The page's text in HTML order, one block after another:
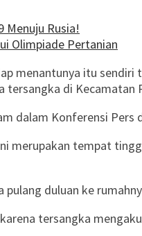
Menuju Rusia!
Olimpiade Pertanian
menantunya itu sendiri
di Kecamatan
dalam Konferensi Pers
merupakan tempat
duluan ke
tersangka